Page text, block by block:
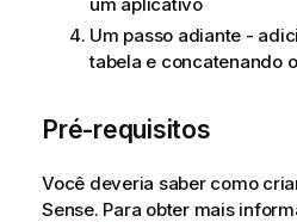
Um passo adiante -
tabela e concatenando
Pré-requisitos
Você deveria saber como
Sense. Para obter mais